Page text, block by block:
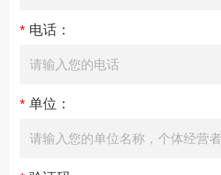
* 电话：
* 单位：